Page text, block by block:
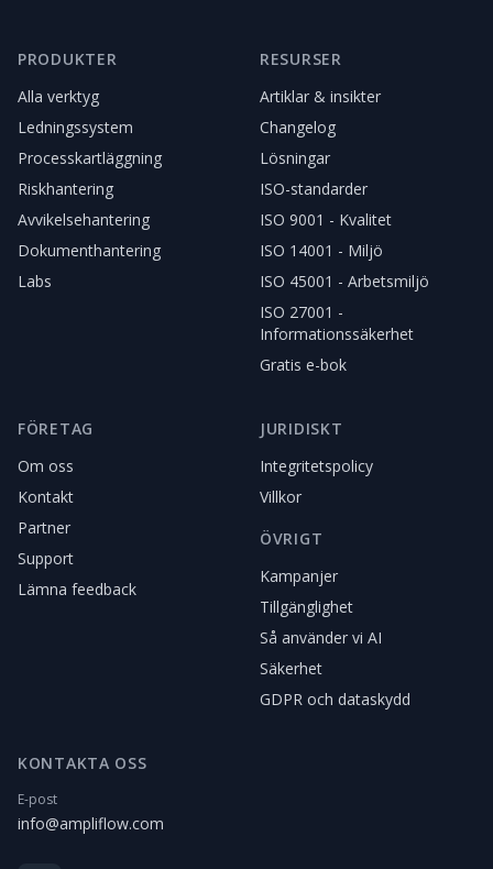
PRODUKTER
Alla verktyg
Ledningssystem
Processkartläggning
Riskhantering
Avvikelsehantering
Dokumenthantering
Labs
RESURSER
Artiklar & insikter
Changelog
Lösningar
ISO-standarder
ISO 9001 - Kvalitet
ISO 14001 - Miljö
ISO 45001 - Arbetsmiljö
ISO 27001 -
Informationssäkerhet
Gratis e-bok
FÖRETAG
Om oss
Kontakt
Partner
Support
Lämna feedback
JURIDISKT
Integritetspolicy
Villkor
ÖVRIGT
Kampanjer
Tillgänglighet
Så använder vi AI
Säkerhet
GDPR och dataskydd
KONTAKTA OSS
E-post
info@ampliflow.com